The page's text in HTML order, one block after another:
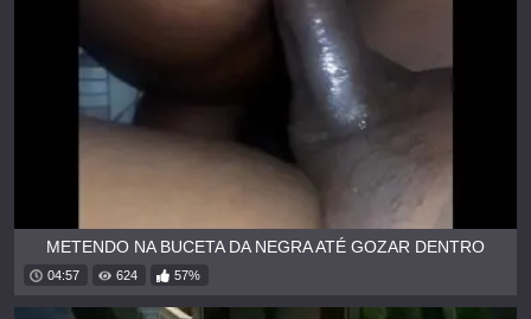
METENDO NA BUCETA DA NEGRA ATÉ GOZAR DENTRO
04:57 624 57%